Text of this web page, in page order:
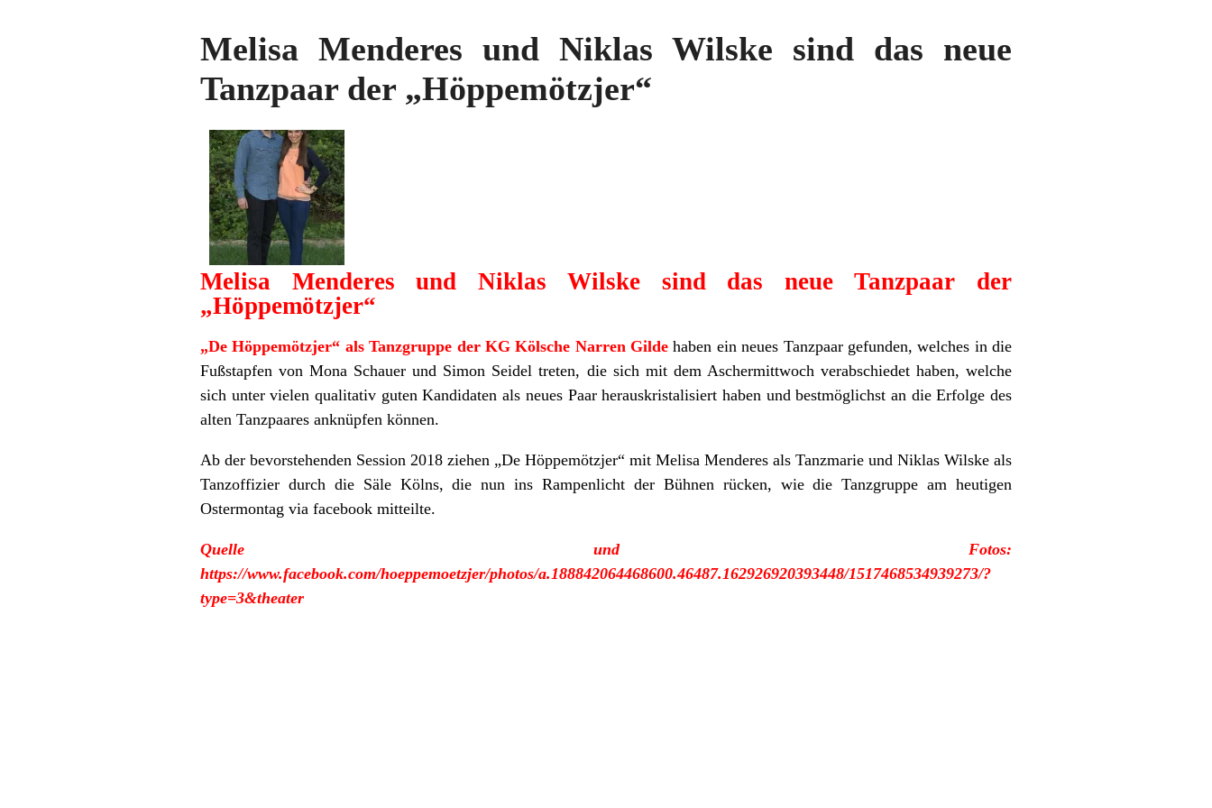
Melisa Menderes und Niklas Wilske sind das neue
Tanzpaar der „Höppemötzjer“
Melisa Menderes und Niklas Wilske sind das neue Tanzpaar der
„Höppemötzjer“
„De Höppemötzjer“ als Tanzgruppe der KG Kölsche Narren Gilde haben ein neues Tanzpaar gefunden, welches in die
Fußstapfen von Mona Schauer und Simon Seidel treten, die sich mit dem Aschermittwoch verabschiedet haben, welche
sich unter vielen qualitativ guten Kandidaten als neues Paar herauskristalisiert haben und bestmöglichst an die Erfolge des
alten Tanzpaares anknüpfen können.
Ab der bevorstehenden Session 2018 ziehen „De Höppemötzjer“ mit Melisa Menderes als Tanzmarie und Niklas Wilske als
Tanzoffizier durch die Säle Kölns, die nun ins Rampenlicht der Bühnen rücken, wie die Tanzgruppe am heutigen
Ostermontag via facebook mitteilte.
Quelle und Fotos:
https://www.facebook.com/hoeppemoetzjer/photos/a.188842064468600.46487.162926920393448/1517468534939273/?
type=3&theater